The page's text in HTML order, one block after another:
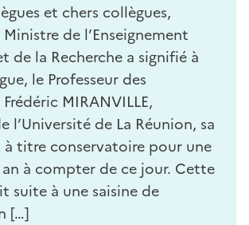
et chers collègues,
de l’Enseignement
de la Recherche a signifié à
le Professeur des
MIRANVILLE,
l’Université de La Réunion, sa
à titre conservatoire pour une
an à compter de ce jour. Cette
suite à une saisine de
[…]